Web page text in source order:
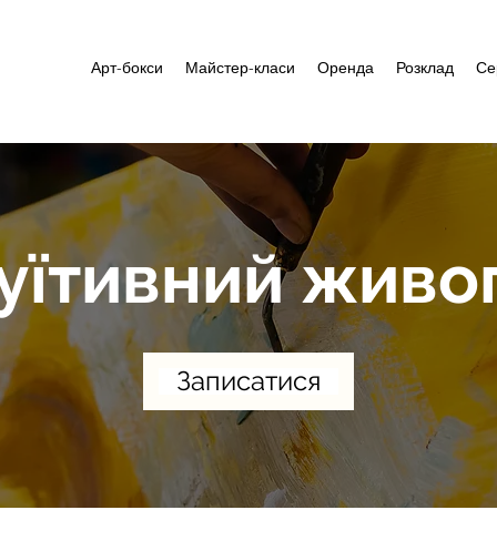
Арт-бокси Майстер-класи Оренда Розклад
Записатися